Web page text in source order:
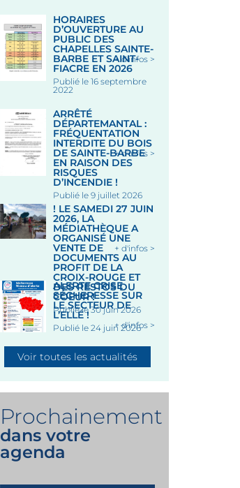
HORAIRES
D’OUVERTURE AU
PUBLIC DES
CHAPELLES SAINTE-
BARBE ET SAINT-
FIACRE EN 2026
Publié le 16 septembre
2022
+ d'infos >
ARRÊTÉ
DÉPARTEMANTAL :
FRÉQUENTATION
INTERDITE DU BOIS
DE SAINTE-BARBE
EN RAISON DES
RISQUES
D’INCENDIE !
Publié le 9 juillet 2026
+ d'infos >
! LE SAMEDI 27 JUIN
2026, LA
MÉDIATHÈQUE A
ORGANISÉ UNE
VENTE DE
DOCUMENTS AU
PROFIT DE LA
CROIX-ROUGE ET
DES RESTOS DU
COEUR !
Publié le 30 juin 2026
+ d'infos >
ALERTE CRISE
SÉCHERESSE SUR
LE SECTEUR DE
L’ELLÉ !
Publié le 24 juin 2026
+ d'infos >
Voir toutes les actualités
Prochainement
dans votre
agenda